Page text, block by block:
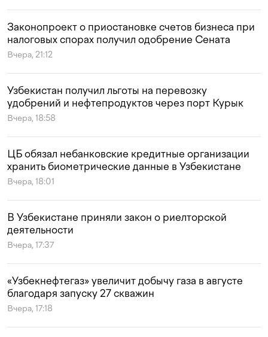
Законопроект о приостановке счетов бизнеса при
налоговых спорах получил одобрение Сената
Вчера, 21:12
Узбекистан получил льготы на перевозку
удобрений и нефтепродуктов через порт Курык
Вчера, 18:58
ЦБ обязал небанковские кредитные организации
хранить биометрические данные в Узбекистане
Вчера, 18:01
В Узбекистане приняли закон о риелторской
деятельности
Вчера, 17:37
«Узбекнефтегаз» увеличит добычу газа в августе
благодаря запуску 27 скважин
Вчера, 17:18